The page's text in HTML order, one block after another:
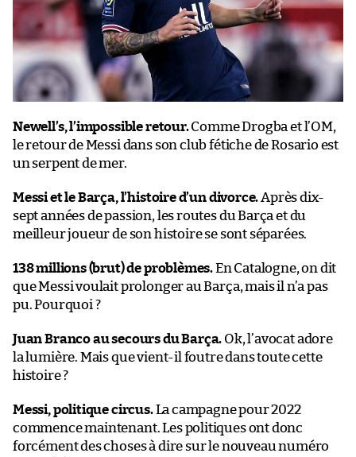
Newell’s, l’impossible retour.Comme Drogba et l’OM,
le retour de Messi dans son club fétiche de Rosario est
un serpent de mer.
Messi et le Barça, l’histoire d’un divorce.Après dix-
sept années de passion, les routes du Barça et du
meilleur joueur de son histoire se sont séparées.
138 millions (brut) de problèmes.En Catalogne, on dit
que Messi voulait prolonger au Barça, mais il n’a pas
pu. Pourquoi ?
Juan Branco au secours du Barça. Ok, l’avocat adore
la lumière. Mais que vient-il foutre dans toute cette
histoire ?
Messi, politique circus.La campagne pour 2022
commence maintenant. Les politiques ont donc
forcément des choses à dire sur le nouveau numéro